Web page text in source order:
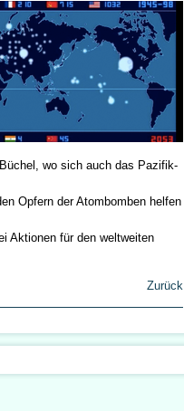
wo sich auch das Pazifik-
Opfern der Atombomben helfen
Aktionen für den weltweiten
Zurück